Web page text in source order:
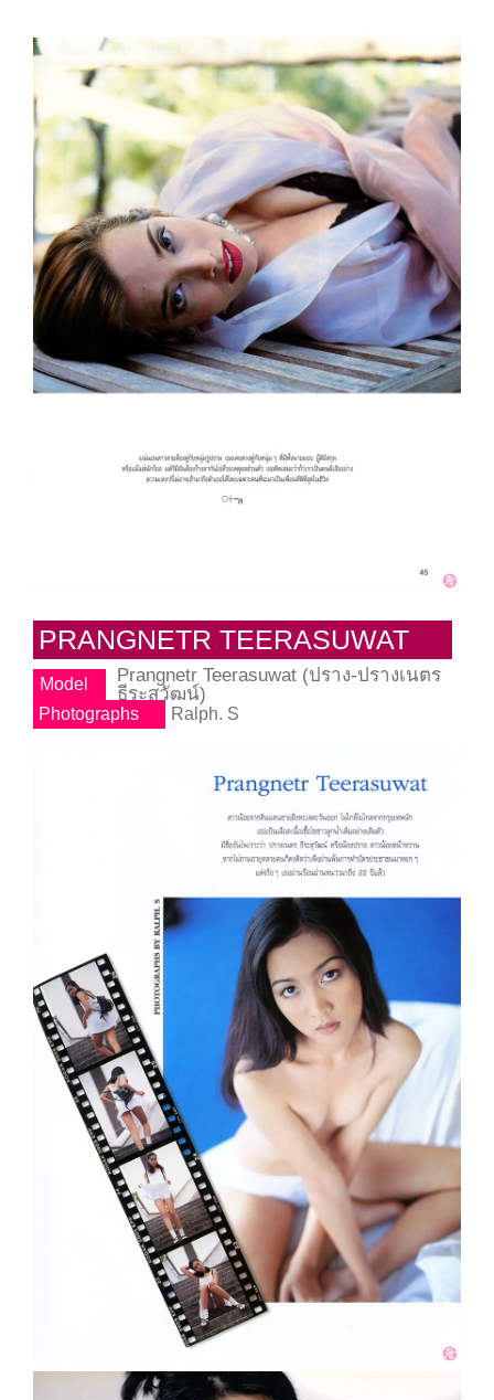
PRANGNETR TEERASUWAT
Model
Prangnetr Teerasuwat (ปราง-ปรางเนตร
ธีระสุวัฒน์)
Photographs Ralph. S